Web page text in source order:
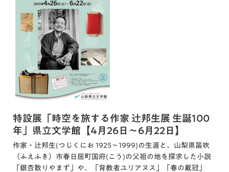
特設展「時空を旅する作家 辻邦生展 生誕100
年」県立文学館【4月26日～6月22日】
作家・辻邦生(つじくにお 1925～1999)の生涯と、山梨県笛吹
（ふえふき）市春日居町国府(こう)の父祖の地を探求した小説
「銀杏散りやまず」や、「背教者ユリアヌス」「春の戴冠」